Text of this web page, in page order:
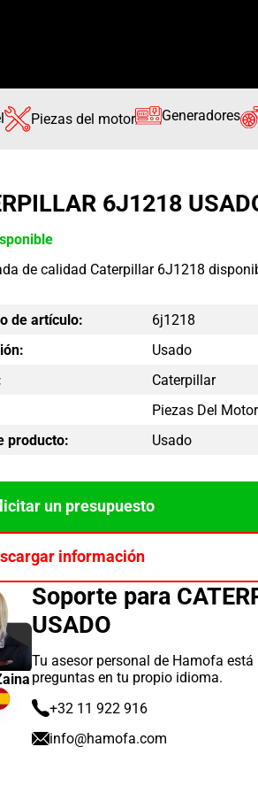
Piezas del motor Generadores
6J1218
de calidad Caterpillar 6J1218
de artículo:
6j1218
Usado
Caterpillar
Piezas Del Motor
producto:
Usado
un presupuesto
información
Soporte para
USADO
Tu asesor personal de Hamofa
preguntas en tu propio idioma.
+32 11 922 916
info@hamofa.com